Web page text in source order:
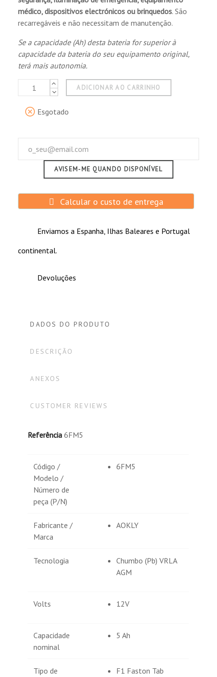
médico, dispositivos electrónicos ou brinquedos. São
recarregáveis e não necessitam de manutenção.
Se a capacidade (Ah) desta bateria for superior à
capacidade da bateria do seu equipamento original,
terá mais autonomia.
ADICIONAR AO CARRINHO
Esgotado
AVISEM-ME QUANDO DISPONÍVEL
Calcular o custo de entrega
Enviamos a Espanha, Ilhas Baleares e Portugal
continental.
Devoluções
DADOS DO PRODUTO
DESCRIÇÃO
ANEXOS
CUSTOMER REVIEWS
Referência 6FM5
Código /
Modelo /
Número de
peça (P/N)
6FM5
Fabricante /
Marca
AOKLY
Tecnologia
Chumbo (Pb) VRLA
AGM
Volts 12V
Capacidade
nominal
5 Ah
Tipo de
F1 Faston Tab
Brinquedos.
Todo bien, envío muy rápido, buena atención,
bien empaquetado
Comprador Verificado
Publicado el 9/7/21, 4:50 PM
Estupendo! Muy buen producto y la entrega
urgentemente! Estoy muy contento de
dudas! Gracias ??